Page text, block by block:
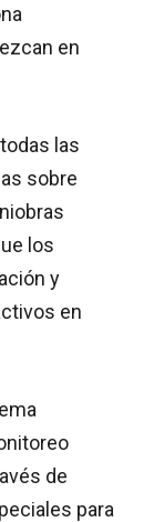
en
las
sobre
los
y
en
de
para